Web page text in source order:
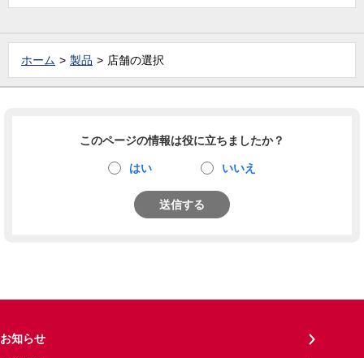
ホーム 製品 店舗の選択
このページの情報は役に立ちましたか？
はい いいえ
送信する
お知らせ